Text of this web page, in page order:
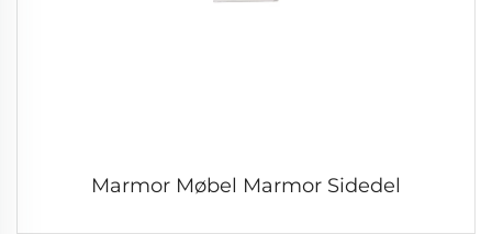
Marmor Møbel Marmor Sidedel